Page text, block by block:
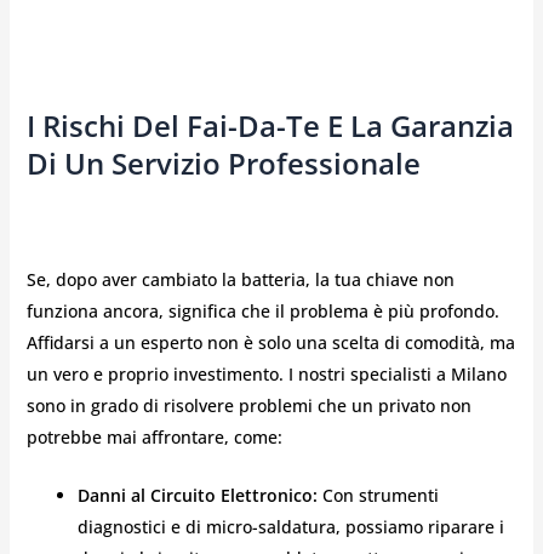
I Rischi Del Fai-Da-Te E La Garanzia
Di Un Servizio Professionale
Se, dopo aver cambiato la batteria, la tua chiave non
funziona ancora, significa che il problema è più profondo.
Affidarsi a un esperto non è solo una scelta di comodità, ma
un vero e proprio investimento. I nostri specialisti a Milano
sono in grado di risolvere problemi che un privato non
potrebbe mai affrontare, come:
Danni al Circuito Elettronico: Con strumenti
diagnostici e di micro-saldatura, possiamo riparare i